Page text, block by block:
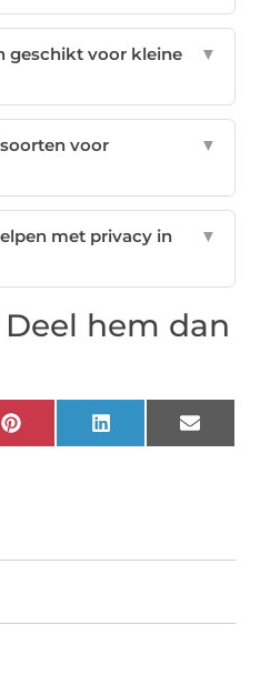
geschikt voor kleine
▼
voor
▼
met privacy in
▼
hem dan
Pinterest LinkedIn Email